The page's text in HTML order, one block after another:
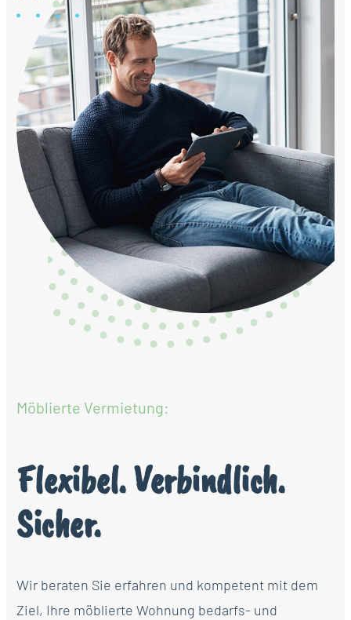
Flexibel. Verbindlich.
Sicher.
Möblierte Vermietung:
Wir beraten Sie erfahren und kompetent mit dem
Ziel, Ihre möblierte Wohnung bedarfs- und